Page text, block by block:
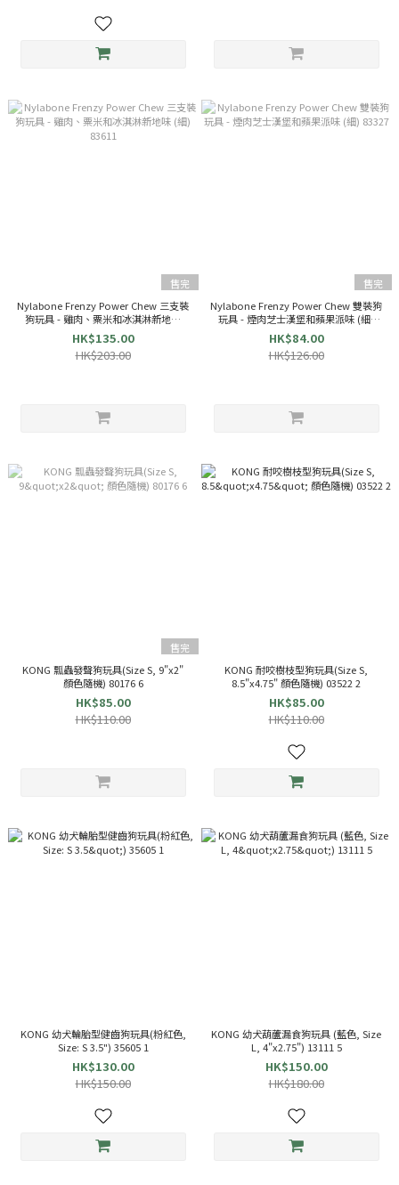
售完
Nylabone Frenzy Power Chew 三支裝
狗玩具 - 雞肉、粟米和冰淇淋新地味
(細) 83611
HK$135.00
HK$203.00
售完
Nylabone Frenzy Power Chew 雙裝狗
玩具 - 煙肉芝士漢堡和蘋果派味 (細)
83327
HK$84.00
HK$126.00
售完
KONG 瓢蟲發聲狗玩具(Size S, 9"x2"
顏色隨機) 80176 6
HK$85.00
HK$110.00
KONG 耐咬樹枝型狗玩具(Size S,
8.5"x4.75" 顏色隨機) 03522 2
HK$85.00
HK$110.00
KONG 幼犬輪胎型健齒狗玩具(粉紅色,
Size: S 3.5") 35605 1
HK$130.00
HK$150.00
KONG 幼犬葫蘆漏食狗玩具 (藍色, Size
L, 4"x2.75") 13111 5
HK$150.00
HK$180.00